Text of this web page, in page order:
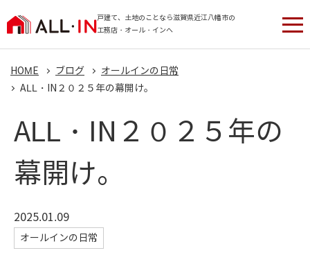
戸建て、土地のことなら滋賀県近江八幡市の
工務店・オール・インへ
HOME ブログ
オールインの日常
ALL・IN２０２５年の幕開け。
ALL・IN２０２５年の
幕開け。
2025.01.09
オールインの日常